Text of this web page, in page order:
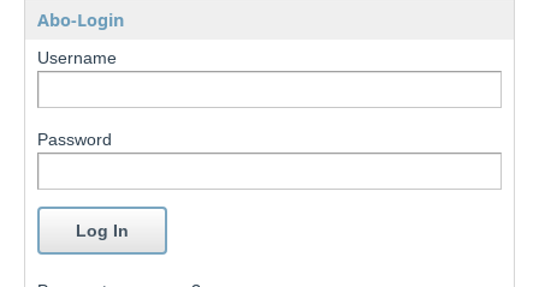
Abo-Login
Username
Password